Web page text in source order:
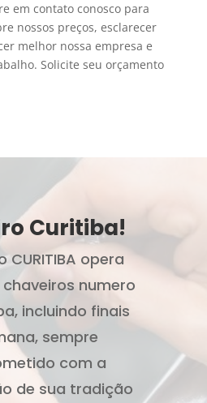
em contato conosco para
nossos preços, esclarecer
melhor nossa empresa e
Solicite seu orçamento
Curitiba!
CURITIBA opera
numero
incluindo finais
sempre
com a
de sua tradição